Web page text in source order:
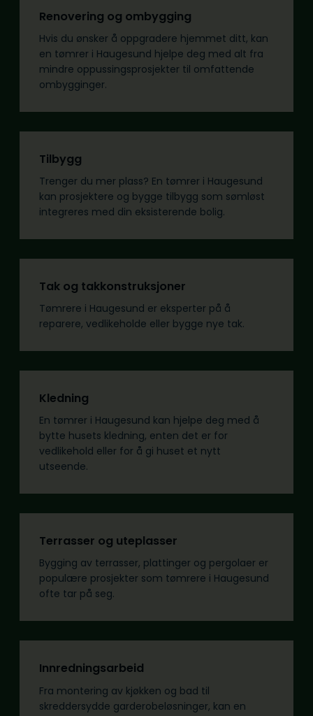
Renovering og ombygging
Hvis du ønsker å oppgradere hjemmet ditt, kan
en tømrer i Haugesund hjelpe deg med alt fra
mindre oppussingsprosjekter til omfattende
ombygginger.
Tilbygg
Trenger du mer plass? En tømrer i Haugesund
kan prosjektere og bygge tilbygg som sømløst
integreres med din eksisterende bolig.
Tak og takkonstruksjoner
Tømrere i Haugesund er eksperter på å
reparere, vedlikeholde eller bygge nye tak.
Kledning
En tømrer i Haugesund kan hjelpe deg med å
bytte husets kledning, enten det er for
vedlikehold eller for å gi huset et nytt
utseende.
Terrasser og uteplasser
Bygging av terrasser, plattinger og pergolaer er
populære prosjekter som tømrere i Haugesund
ofte tar på seg.
Innredningsarbeid
Fra montering av kjøkken og bad til
skreddersydde garderobeløsninger, kan en